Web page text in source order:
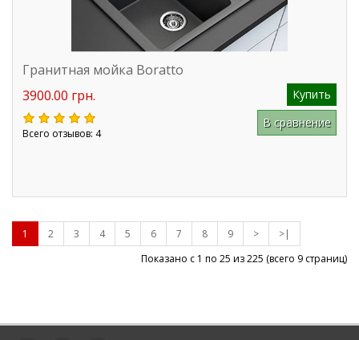
Гранитная мойка Boratto
3900.00 грн.
Купить
Всего отзывов: 4
В сравнение
1 2 3 4 5 6 7 8 9 >
>|
Показано с 1 по 25 из225 (всего 9 страниц)